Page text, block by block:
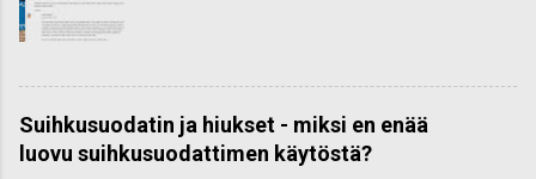
Suihkusuodatin ja hiukset - miksi en enää
luovu suihkusuodattimen käytöstä?